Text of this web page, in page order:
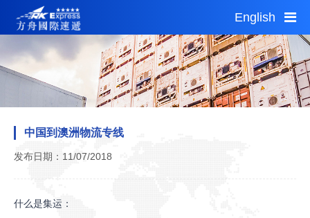
Sun 06:28 Sun 04:28
1 AUD = 4.96CNY
首页
公告通知
自助平台
English
中国到澳洲物流专线
发布日期：11/07/2018
什么是集运：